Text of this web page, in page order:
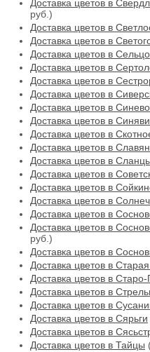
Доставка цветов в
руб.)
Доставка цветов в
Доставка цветов в
Доставка цветов в Сельцо
Доставка цветов в
Доставка цветов в
Доставка цветов в
Доставка цветов в
Доставка цветов в
Доставка цветов в
Доставка цветов в
Доставка цветов в
Доставка цветов в
Доставка цветов в
Доставка цветов в
Доставка цветов в
Доставка цветов в
руб.)
Доставка цветов в
Доставка цветов в
Доставка цветов в
Доставка цветов в
Доставка цветов в
Доставка цветов в Сярьги
Доставка цветов в
Доставка цветов в Тайцы